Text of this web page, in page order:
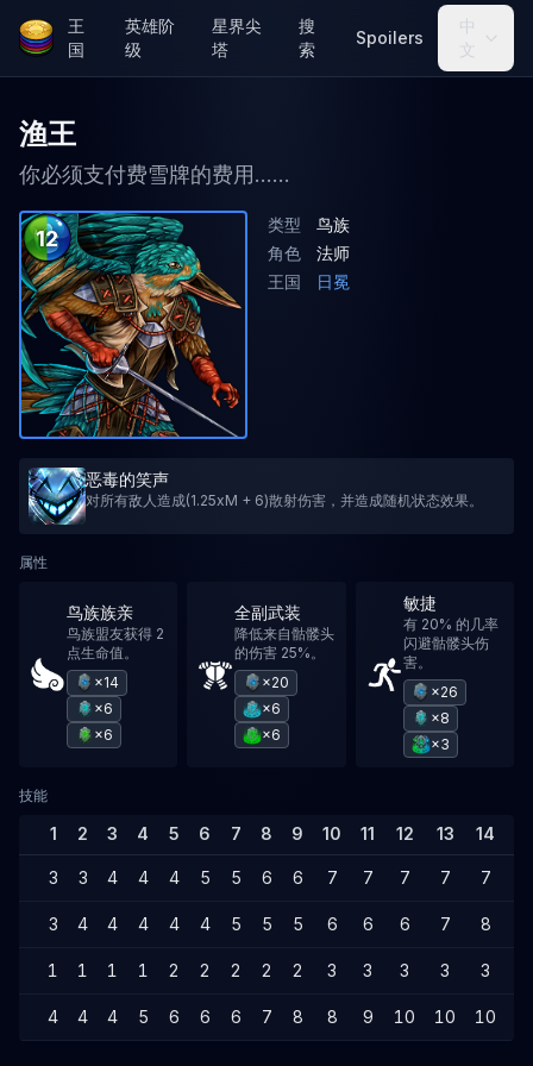
王
国
英雄阶
级
星界尖
塔
搜
索
Spoilers
中
文
渔王
你必须支付费雪牌的费用......
12
类型
鸟族
角色
法师
王国
日冕
恶毒的笑声
对所有敌人造成(1.25xM + 6)散射伤害，并造成随机状态效果。
属性
鸟族族亲
鸟族盟友获得 2
点生命值。
×14
×6
×6
全副武装
降低来自骷髅头
的伤害 25%。
×20
×6
×6
敏捷
有 20% 的几率
闪避骷髅头伤
害。
×26
×8
×3
技能
1 2 3 4 5 6 7 8 9 10 11 12 13 14
3 3 4 4 4 5 5 6 6 7 7 7 7 7
3 4 4 4 4 4 5 5 5 6 6 6 7 8
1 1 1 1 2 2 2 2 2 3 3 3 3 3
4 4 4 5 6 6 6 7 8 8 9 10 10 10